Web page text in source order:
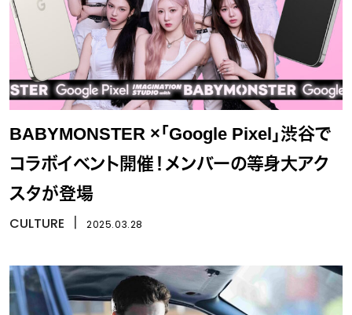
BABYMONSTER ×「Google Pixel」渋谷で
コラボイベント開催！メンバーの等身大アク
スタが登場
CULTURE 2025.03.28